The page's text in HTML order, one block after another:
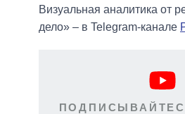
Визуальная аналитика от
дело» – в Telegram-канале